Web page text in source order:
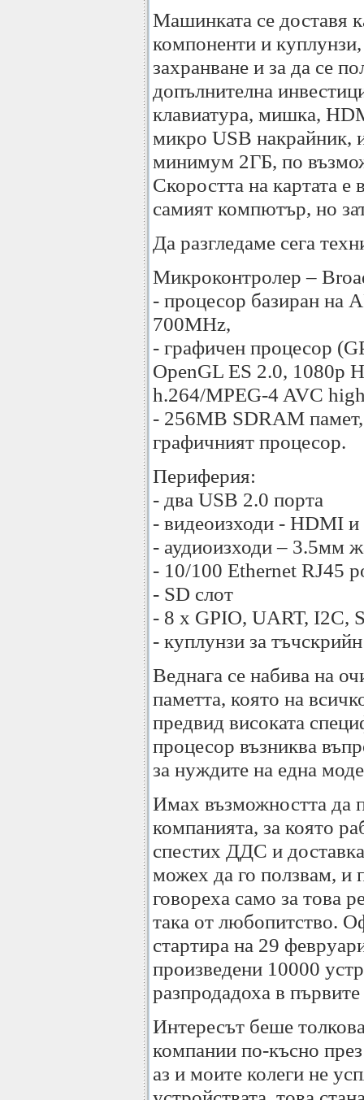
Машинката се доставя
компоненти и
захранване и за да се
допълнителна
клавиатура, мишка,
микро USB накрайник,
минимум 2ГБ, по
Скоростта на картата е
самият компютър, но
Да разгледаме сега
Микроконтролер –
- процесор базиран на
700MHz,
- графичен процесор
OpenGL ES 2.0, 1080p
h.264/MPEG-4 AVC
- 256MB SDRAM памет,
графичният процесор.
Периферия:
- два USB 2.0 порта
- видеоизходи - HDMI
- аудиоизходи – 3.5мм
- 10/100 Ethernet RJ45
- SD слот
- 8 х GPIO, UART, I2C,
- куплунзи за
Веднага се набива на
паметта, която на
предвид високата
процесор възниква
за нуждите на една
Имах възможността да
компанията, за която
спестих ДДС и
можех да го ползвам, и
говореха само за това
така от любопитство.
стартира на 29
произведени 10000
разпродадоха в
Интересът беше
компании по-късно
аз и моите колеги не